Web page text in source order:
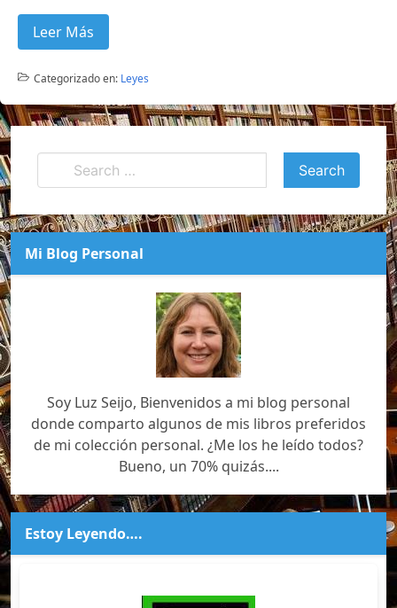
Leer Más
Categorizado en: Leyes
Mi Blog Personal
Soy Luz Seijo, Bienvenidos a mi blog personal
donde comparto algunos de mis libros preferidos
de mi colección personal. ¿Me los he leído todos?
Bueno, un 70% quizás....
Estoy Leyendo….